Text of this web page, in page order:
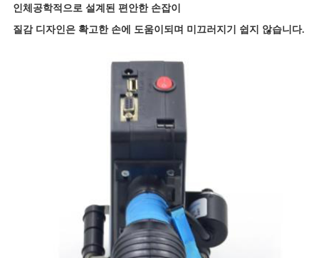
인체공학적으로 설계된 편안한 손잡이
질감 디자인은 확고한 손에 도움이되며 미끄러지기 쉽지 않습니다.